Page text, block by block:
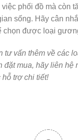
phối đồ mà còn
sống. Hãy cân
chọn được loại
tư vấn thêm về các
đặt mua, hãy liên hệ
hỗ trợ chi tiết!